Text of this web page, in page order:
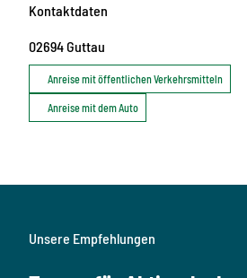
Kontaktdaten
02694Guttau
Anreise mit öffentlichen Verkehrsmitteln
Anreise mit dem Auto
Unsere Empfehlungen